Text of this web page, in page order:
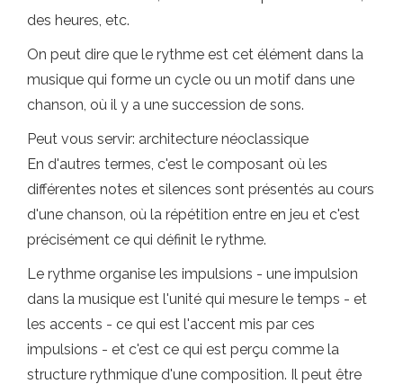
des heures, etc.
On peut dire que le rythme est cet élément dans la
musique qui forme un cycle ou un motif dans une
chanson, où il y a une succession de sons.
Peut vous servir: architecture néoclassique
En d'autres termes, c'est le composant où les
différentes notes et silences sont présentés au cours
d'une chanson, où la répétition entre en jeu et c'est
précisément ce qui définit le rythme.
Le rythme organise les impulsions - une impulsion
dans la musique est l'unité qui mesure le temps - et
les accents - ce qui est l'accent mis par ces
impulsions - et c'est ce qui est perçu comme la
structure rythmique d'une composition. Il peut être